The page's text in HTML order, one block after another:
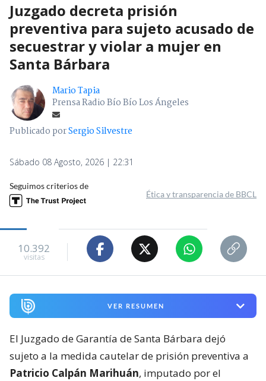
Juzgado decreta prisión
preventiva para sujeto acusado de
secuestrar y violar a mujer en
Santa Bárbara
Mario Tapia
Prensa Radio Bío Bío Los Ángeles
Publicado porSergio Silvestre
Sábado 08 Agosto, 2026 | 22:31
Seguimos criterios de
Ética y transparencia de BBCL
10.392
visitas
VER RESUMEN
El Juzgado de Garantía de Santa Bárbara dejó
sujeto a la medida cautelar de prisión preventiva a
Patricio Calpán Marihuán, imputado por el